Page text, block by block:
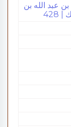
عبد الله بن